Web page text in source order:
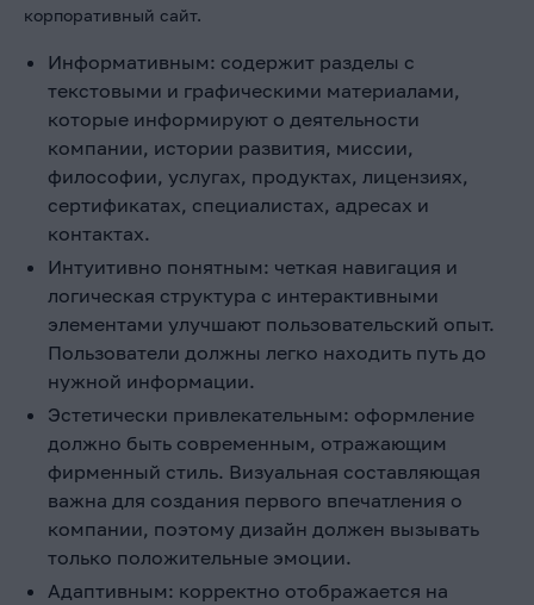
корпоративный сайт.
Информативным: содержит разделы с
текстовыми и графическими материалами,
которые информируют о деятельности
компании, истории развития, миссии,
философии, услугах, продуктах, лицензиях,
сертификатах, специалистах, адресах и
контактах.
Интуитивно понятным: четкая навигация и
логическая структура с интерактивными
элементами улучшают пользовательский опыт.
Пользователи должны легко находить путь до
нужной информации.
Эстетически привлекательным: оформление
должно быть современным, отражающим
фирменный стиль. Визуальная составляющая
важна для создания первого впечатления о
компании, поэтому дизайн должен вызывать
только положительные эмоции.
Адаптивным: корректно отображается на